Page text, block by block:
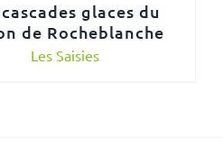
glaces du
de Rocheblanche
Les Saisies